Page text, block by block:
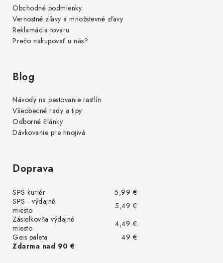
Obchodné podmienky
Vernostné zľavy a množstevné zľavy
Reklamácia tovaru
Prečo nakupovať u nás?
Blog
Návody na pestovanie rastlín
Všeobecné rady a tipy
Odborné články
Dávkovanie pre hnojivá
Doprava
SPS kuriér
5,99 €
SPS - výdajné
miesto
5,49 €
Zásielkovňa výdajné
miesto
4,49 €
Geis paleta
49 €
Zdarma nad 90 €